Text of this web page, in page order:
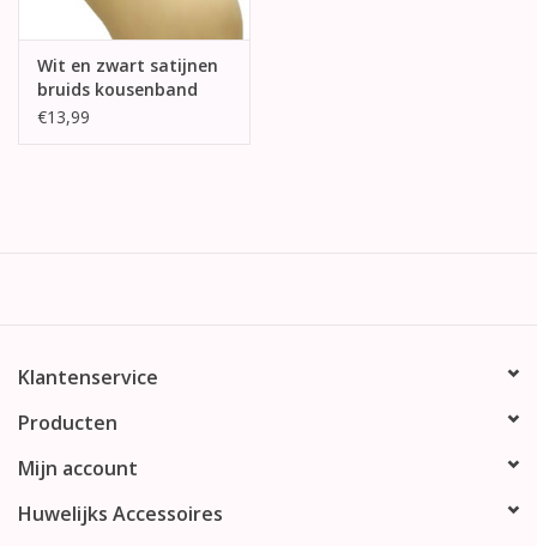
Wit en zwart satijnen
bruids kousenband
€13,99
Klantenservice
Producten
Mijn account
Huwelijks Accessoires